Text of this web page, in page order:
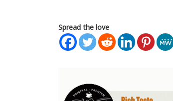
Spread the love